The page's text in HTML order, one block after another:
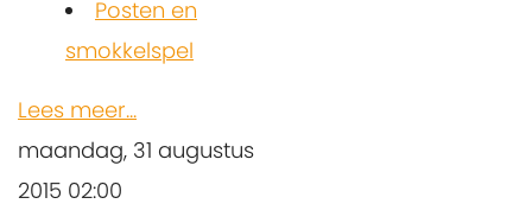
Posten en
smokkelspel
Lees meer...
maandag, 31 augustus
2015 02:00